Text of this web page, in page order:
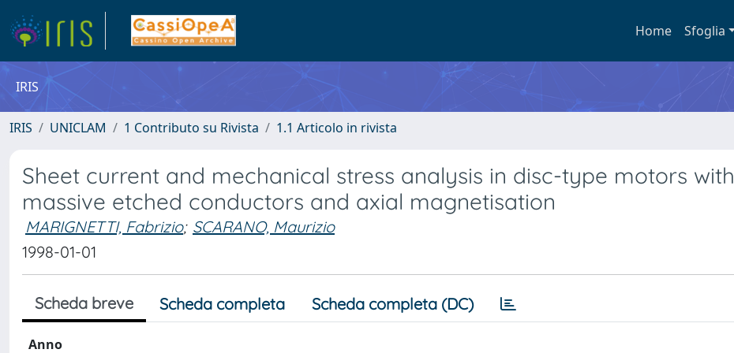
Home Sfoglia
IRIS
IRIS UNICLAM 1 Contributo su Rivista 1.1 Articolo in rivista
Sheet current and mechanical stress analysis in disc-type motors with
massive etched conductors and axial magnetisation
MARIGNETTI, Fabrizio; SCARANO, Maurizio
1998-01-01
Scheda breve Scheda completa Scheda completa (DC)
Anno